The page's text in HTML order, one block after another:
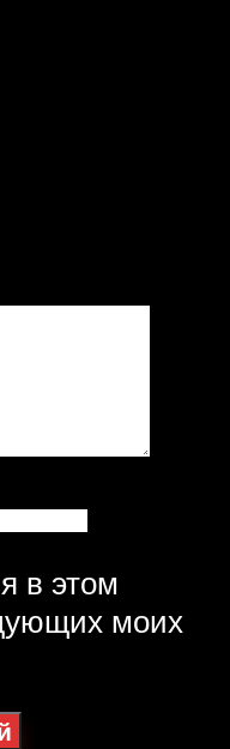
в этом
моих